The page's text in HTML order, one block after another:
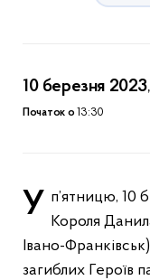
10 березня 2023
Початок о 13:30
У п’ятницю, 10 березня, о 13:30 в Університеті Короля
Івано-
загиблих Героїв